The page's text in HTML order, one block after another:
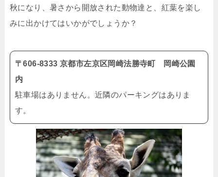
秋になり、暑さから開放された動物達と、紅葉を楽し
みに出かけてはいかがでしょうか？
〒606-8333 京都市左京区岡崎法勝寺町 岡崎公園
内
駐車場はありません。近隣のパーキングはありま
す。